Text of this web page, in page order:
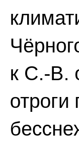
к С.-В.